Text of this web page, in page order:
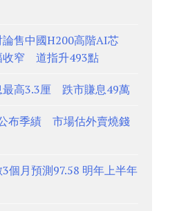
售中國H200高階AI芯
窄 道指升493點
最高3.3厘 跌市賺息49萬
布季績 市場估外賣燒錢
個月預測97.58 明年上半年